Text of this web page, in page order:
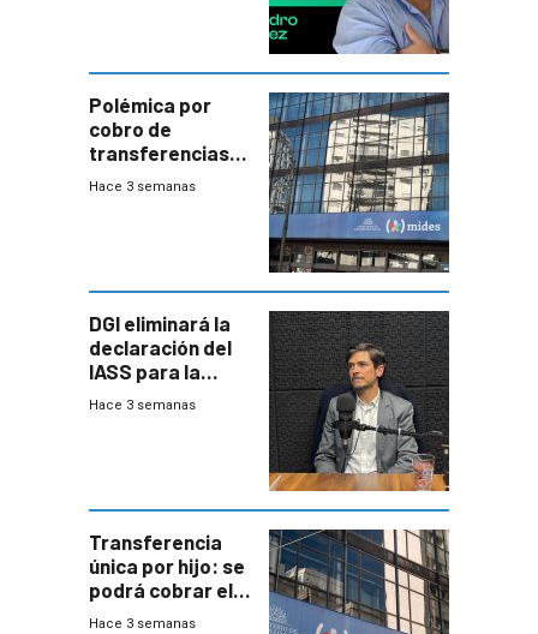
Polémica por
cobro de
transferencias
del Mides en
Hace 3 semanas
DGI eliminará la
declaración del
IASS para la
mayoría de los
Hace 3 semanas
Transferencia
única por hijo: se
podrá cobrar el
100% en efectivo
Hace 3 semanas